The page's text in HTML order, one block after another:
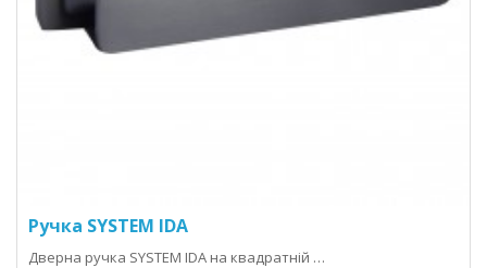
Ручка SYSTEM IDA
Дверна ручка SYSTEM IDA на квадратній …